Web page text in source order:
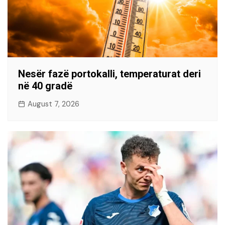
Nesër fazë portokalli, temperaturat deri
në 40 gradë
August 7, 2026